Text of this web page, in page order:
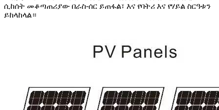
ሲከሰት መቆጣጠሪያው በራስ-ሰር ይጠፋል፣ እና የባትሪ እና የሃይል ስርዓቱን
ይከላከላል።